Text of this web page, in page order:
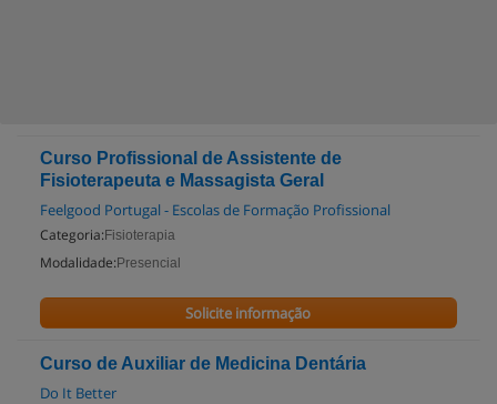
Curso Profissional de Assistente de
Fisioterapeuta e Massagista Geral
Feelgood Portugal - Escolas de Formação Profissional
Categoria: Fisioterapia
Modalidade: Presencial
Solicite informação
Curso de Auxiliar de Medicina Dentária
Do It Better